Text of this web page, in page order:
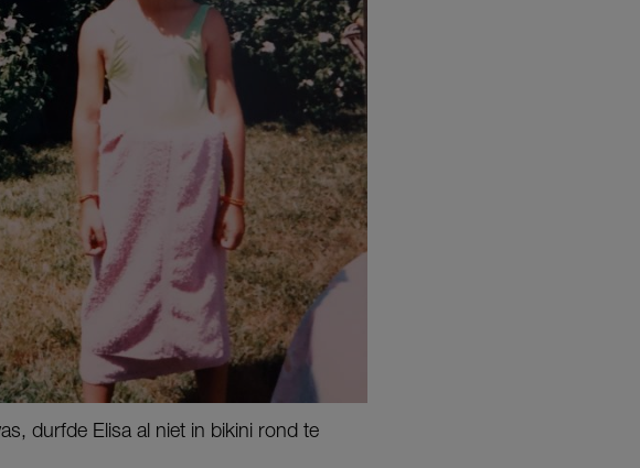
durfde Elisa al niet in bikini rond te